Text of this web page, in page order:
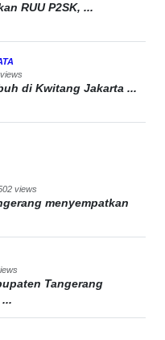
RUU P2SK, ...
di Kwitang Jakarta ...
views
menyempatkan
Tangerang